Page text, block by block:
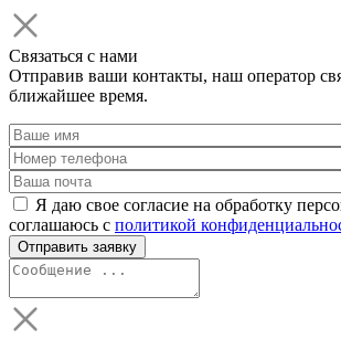
Связаться с нами
Отправив ваши контакты, наш оператор
ближайшее время.
Я даю свое согласие на обработку
соглашаюсь с политикой